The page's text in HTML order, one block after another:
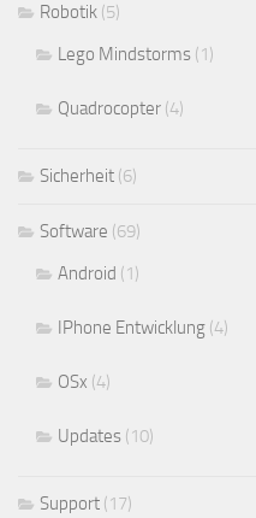
Robotik (5)
Lego Mindstorms (1)
Quadrocopter (4)
Sicherheit (6)
Software (69)
Android (1)
IPhone Entwicklung (4)
OSx (4)
Updates (10)
Support (17)